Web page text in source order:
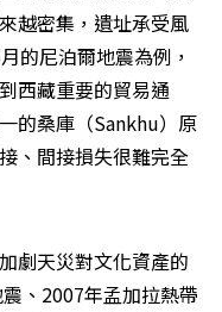
越密集，遺址承受風
的尼泊爾地震為例，
西藏重要的貿易通
的桑庫（Sankhu）原
、間接損失很難完全
劇天災對文化資產的
、2007年孟加拉熱帶